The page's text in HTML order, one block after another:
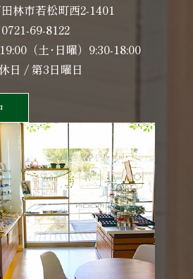
林市若松町西2-1401
0721-69-8122
（土･日曜）9:30-18:00
日 / 第3日曜日